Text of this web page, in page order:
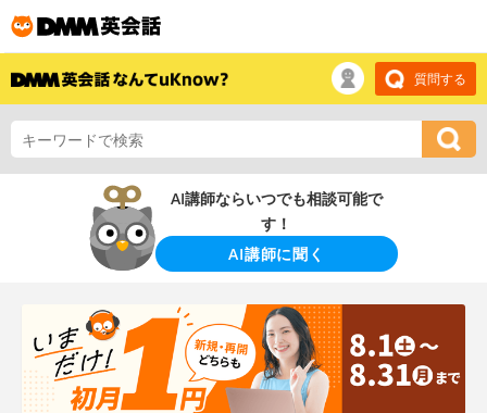
質問する
AI講師ならいつでも相談可能で
す！
AI講師に聞く